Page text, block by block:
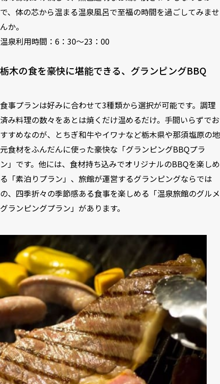
で、体の芯から温まる温泉風呂で至福の時間を過ごしてみませ
んか。
温泉利用時間：6：30～23：00
栃木の食を豪快に堪能できる、グランピングBBQ
食事プランは好みに合わせて3種類から選択が可能です。調理
済み料理の数々をあとは焼くだけ温めるだけ。手間いらずでお
すすめなのが、とちぎ和牛やイワナなど栃木県や那須塩原の地
元食材をふんだんに使った豪快な「グランピングBBQプラ
ン」です。他には、食材持ち込みでオリジナルのBBQを楽しめ
る「素泊りプラン」、旅館が運営するグランピングならでは
の、四季折々の季節感ある食事を楽しめる「温泉旅館のグルメ
グランピングプラン」があります。